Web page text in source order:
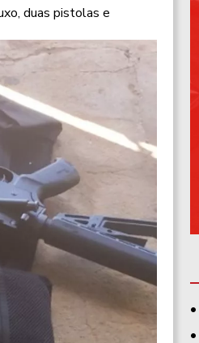
duas pistolas e